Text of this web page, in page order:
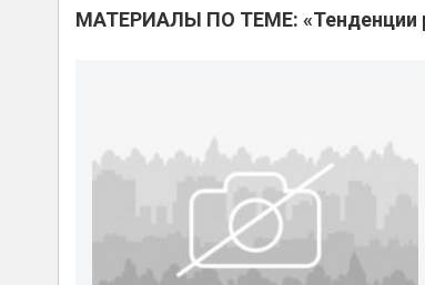
МАТЕРИАЛЫ ПО ТЕМЕ: «Тенденции